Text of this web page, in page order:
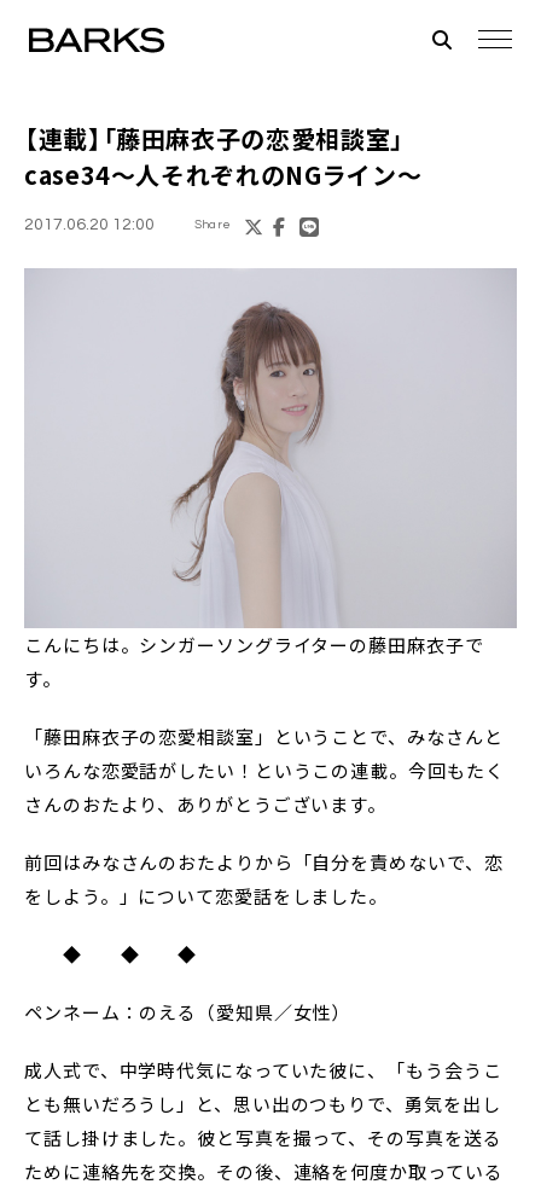
【連載】「藤田麻衣子の恋愛相談室」
case34〜人それぞれのNGライン〜
2017.06.20 12:00 Share
こんにちは。シンガーソングライターの藤田麻衣子で
す。
「藤田麻衣子の恋愛相談室」ということで、みなさんと
いろんな恋愛話がしたい！というこの連載。今回もたく
さんのおたより、ありがとうございます。
前回はみなさんのおたよりから「自分を責めないで、恋
をしよう。」について恋愛話をしました。
◆ ◆ ◆
ペンネーム：のえる（愛知県／女性）
成人式で、中学時代気になっていた彼に、「もう会うこ
とも無いだろうし」と、思い出のつもりで、勇気を出し
て話し掛けました。彼と写真を撮って、その写真を送る
ために連絡先を交換。その後、連絡を何度か取っている